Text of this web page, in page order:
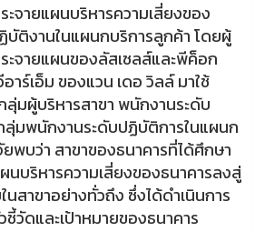
ายแผนบริหารความเสี่ยงของ
บัติงานในแผนกบริการลูกค้า โดยผู้
ะจายแผนของลัสเซลส์และพีค็อก
าร์เอ็ม ของแวน เดอ วิลล์ มาใช้
ลุ่มผู้บริหารสาขา พนักงานระดับ
ลุ่มพนักงานระดับปฏิบัติการในแผนก
พบว่า สาขาของธนาคารที่ได้ศึกษา
นบริหารความเสี่ยงของธนาคารลงสู่
สาขาอย่างทั่วถึง ซึ่งได้ดำเนินการ
วัดและเป้าหมายของธนาคาร